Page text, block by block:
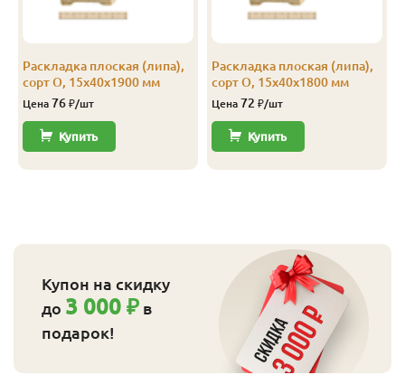
Раскладка плоская (липа),
сорт О, 15х40х1900 мм
Цена 76 ₽/шт
Купить
Раскладка плоская (липа),
сорт О, 15х40х1800 мм
Цена 72 ₽/шт
Купить
Купон на скидку
до 3 000 ₽ в
подарок!